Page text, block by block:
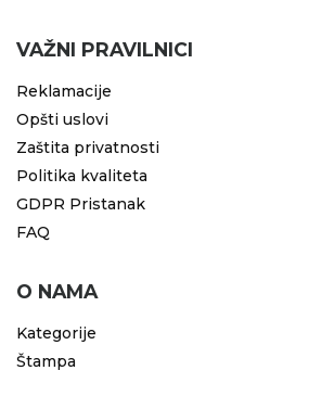
VAŽNI PRAVILNICI
Reklamacije
Opšti uslovi
Zaštita privatnosti
Politika kvaliteta
GDPR Pristanak
FAQ
O NAMA
Kategorije
Štampa